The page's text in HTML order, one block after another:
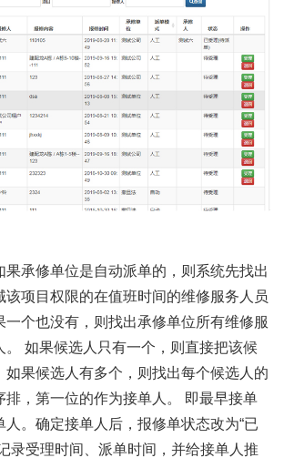
果承修单位是自动派单的，则系统先找出
该项目权限的在值班时间的维修服务人员
一个也没有，则找出承修单位所有维修服
。 如果候选人只有一个，则直接把该候
如果候选人有多个，则找出每个候选人的
排，第一位的作为接单人。 即最早接单
人。确定接单人后，报修单状态改为“已
录受理时间、派单时间，并给接单人推